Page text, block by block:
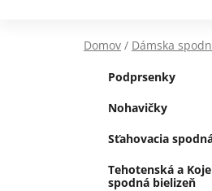
Domov / Dámska
PreskočiťPodprsenky
Nohavičky
Sťahovacia
Tehotenská a
spodná bielizeň